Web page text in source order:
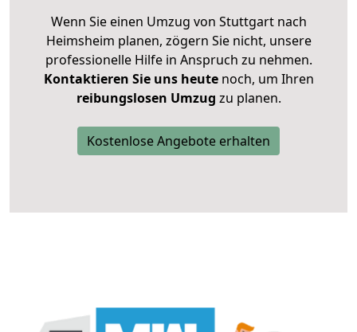
Wenn Sie einen Umzug von Stuttgart nach
Heimsheim planen, zögern Sie nicht, unsere
professionelle Hilfe in Anspruch zu nehmen.
Kontaktieren Sie uns heutenoch, um Ihren
reibungslosen Umzug zu planen.
Kostenlose Angebote erhalten